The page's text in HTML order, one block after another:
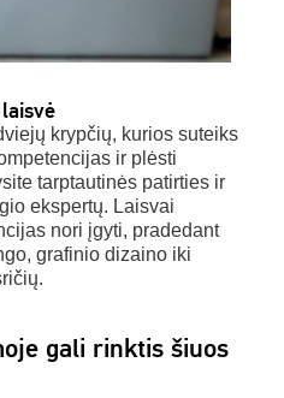
krypčių, kurios suteiks
ir plėsti
tarptautinės patirties ir
ekspertų. Laisvai
nori įgyti, pradedant
grafinio dizaino iki
gali rinktis šiuos